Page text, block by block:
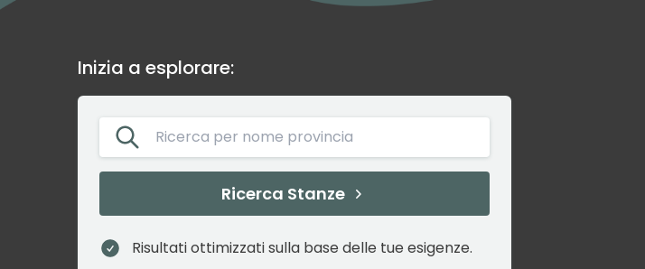
Inizia a esplorare:
Ricerca Stanze
Risultati ottimizzati sulla base delle tue esigenze.